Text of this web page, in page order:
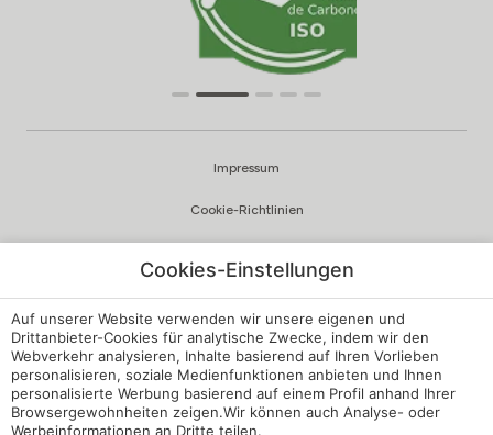
Impressum
Cookie-Richtlinien
Beschwerdekanal
Interne Vorschriften
Cookie-Einstellungen
Cookies-Einstellungen
Auf unserer Website verwenden wir unsere eigenen und
Drittanbieter-Cookies für analytische Zwecke, indem wir den
Webverkehr analysieren, Inhalte basierend auf Ihren Vorlieben
personalisieren, soziale Medienfunktionen anbieten und Ihnen
personalisierte Werbung basierend auf einem Profil anhand Ihrer
Browsergewohnheiten zeigen.Wir können auch Analyse- oder
Werbeinformationen an Dritte teilen.